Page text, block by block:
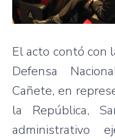
El acto contó con
Defensa
Cañete, en
la República,
administrativo